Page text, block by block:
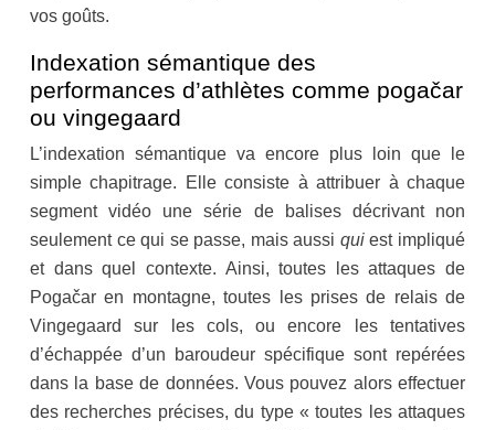
vos goûts.
Indexation sémantique des
performances d’athlètes comme pogačar
ou vingegaard
L’indexation sémantique va encore plus loin que le
simple chapitrage. Elle consiste à attribuer à chaque
segment vidéo une série de balises décrivant non
seulement ce qui se passe, mais aussi quiest impliqué
et dans quel contexte. Ainsi, toutes les attaques de
Pogačar en montagne, toutes les prises de relais de
Vingegaard sur les cols, ou encore les tentatives
d’échappée d’un baroudeur spécifique sont repérées
dans la base de données. Vous pouvez alors effectuer
des recherches précises, du type « toutes les attaques